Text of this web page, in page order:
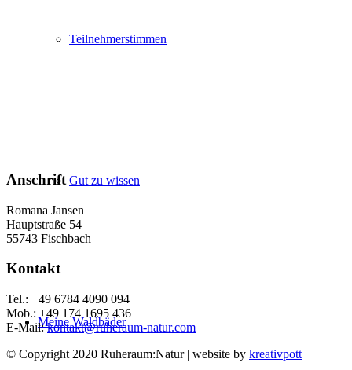
Teilnehmerstimmen
Gut zu wissen
Meine Waldbäder
Anschrift
Romana Jansen
Hauptstraße 54
55743 Fischbach
Kontakt
Tel.: +49 6784 4090 094
Mob.: +49 174 1695 436
E-Mail:kontakt@ruheraum-natur.com
© Copyright 2020 Ruheraum:Natur | website by kreativpott